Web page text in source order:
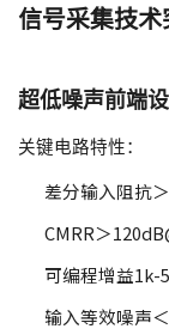
信号采集技
超低噪声前端
关键电路特性：
差分输入阻抗
CMRR＞
可编程增益1k-
输入等效噪声